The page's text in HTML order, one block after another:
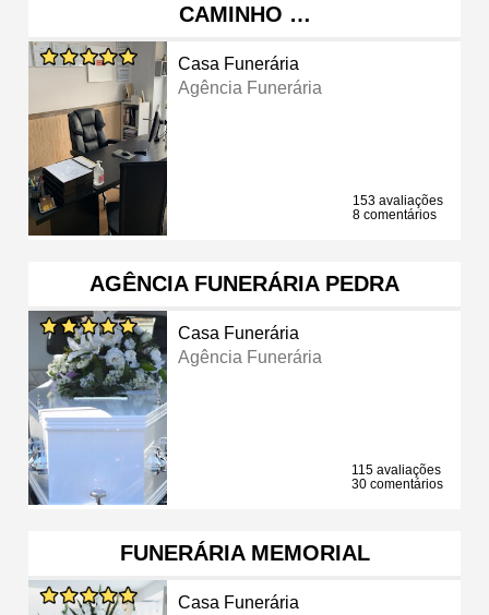
CAMINHO …
Casa Funerária
Agência Funerária
153 avaliações
8 comentários
AGÊNCIA FUNERÁRIA PEDRA
Casa Funerária
Agência Funerária
115 avaliações
30 comentários
FUNERÁRIA MEMORIAL
Casa Funerária